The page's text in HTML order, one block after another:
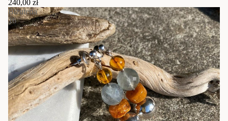
240,00 zł
Biżuteria
16